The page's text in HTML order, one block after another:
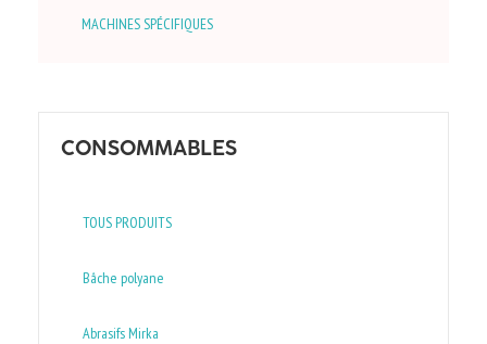
MACHINES SPÉCIFIQUES
CONSOMMABLES
TOUS PRODUITS
Bâche polyane
Abrasifs Mirka